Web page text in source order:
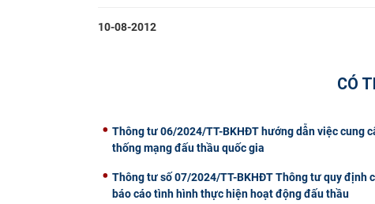
10-08-2012
CÓ
Thông tư 06/2024/TT-BKHĐT hướng dẫn việc cung
thống mạng đấu thầu quốc gia
Thông tư số 07/2024/TT-BKHĐT Thông tư quy định
báo cáo tình hình thực hiện hoạt động đấu thầu